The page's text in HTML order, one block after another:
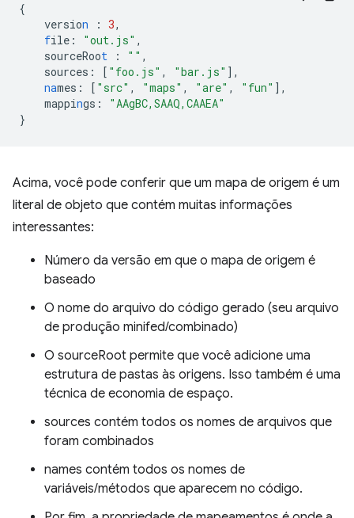
{
version : 3,
file : "out.js" ,
sourceRoot : "" ,
sources : [ "foo.js" , "bar.js" ],
names : [ "src" , "maps" , "are" , "fun" ],
mappings :
"AAgBC,SAAQ,CAAEA"
}
Acima, você pode conferir que um mapa de origem é um
literal de objeto que contém muitas informações
interessantes:
Número da versão em que o mapa de origem é
baseado
O nome do arquivo do código gerado (seu arquivo
de produção minifed/combinado)
O sourceRoot permite que você adicione uma
estrutura de pastas às origens. Isso também é uma
técnica de economia de espaço.
sources contém todos os nomes de arquivos que
foram combinados
names contém todos os nomes de
variáveis/métodos que aparecem no código.